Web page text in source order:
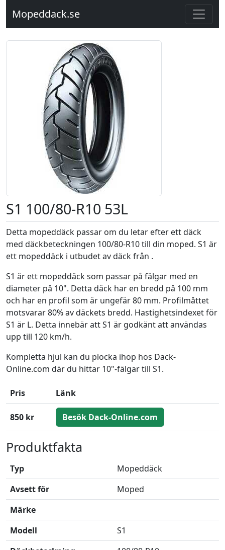
Mopeddack.se
S1 100/80-R10 53L
Detta mopeddäck passar om du letar efter ett däck
med däckbeteckningen 100/80-R10 till din moped. S1 är
ett mopeddäck i utbudet av däck från .
S1 är ett mopeddäck som passar på fälgar med en
diameter på 10". Detta däck har en bredd på 100 mm
och har en profil som är ungefär 80 mm. Profilmåttet
motsvarar 80% av däckets bredd. Hastighetsindexet för
S1 är L. Detta innebär att S1 är godkänt att användas
upp till 120 km/h.
Kompletta hjul kan du plocka ihop hos Dack-
Online.com där du hittar 10"-fälgar till S1.
Pris Länk
850 kr Besök Dack-Online.com
Produktfakta
Typ
Mopeddäck
Avsett för
Moped
Märke
Modell
S1